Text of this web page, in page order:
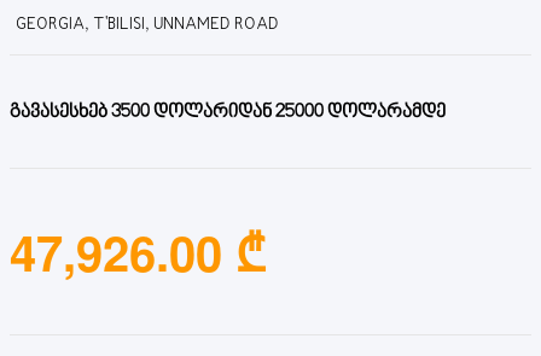
GEORGIA, T'BILISI, UNNAMED ROAD
გავასესხებ 3500 დოლარიდან 25000 დოლარამდე
47,926.00 ₾